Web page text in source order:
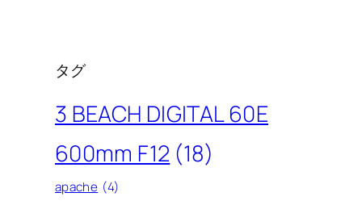
タグ
3 BEACH DIGITAL 60E
600mm F12 (18)
apache (4)